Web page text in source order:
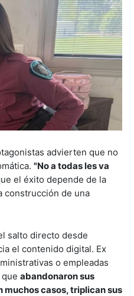
advierten que no
"No a todas les va
el éxito depende de la
construcción de una
salto directo desde
el contenido digital. Ex
o empleadas
abandonaron sus
muchos casos, triplican sus